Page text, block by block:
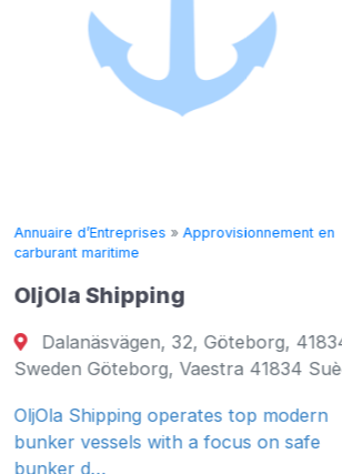
Annuaire d’Entreprises»Approvisionnement en
carburant maritime
OljOla Shipping
Dalanäsvägen, 32, Göteborg, 41834,
Sweden Göteborg, Vaestra 41834 Suède
OljOla Shipping operates top modern
bunker vessels with a focus on safe
bunker d…